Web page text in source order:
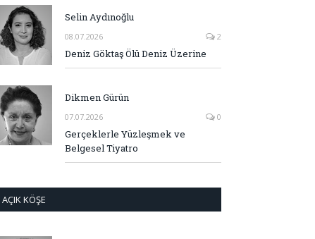
Selin Aydınoğlu
08.07.2026 2
Deniz Göktaş Ölü Deniz Üzerine
Dikmen Gürün
07.07.2026 0
Gerçeklerle Yüzleşmek ve
Belgesel Tiyatro
AÇIK KÖŞE